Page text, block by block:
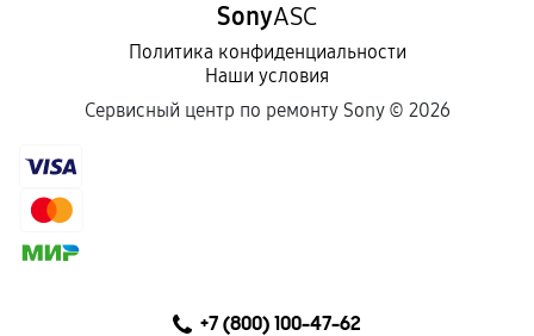
SonyASC
Политика конфиденциальности
Наши условия
Сервисный центр по ремонту Sony © 2026
+7 (800) 100-47-62